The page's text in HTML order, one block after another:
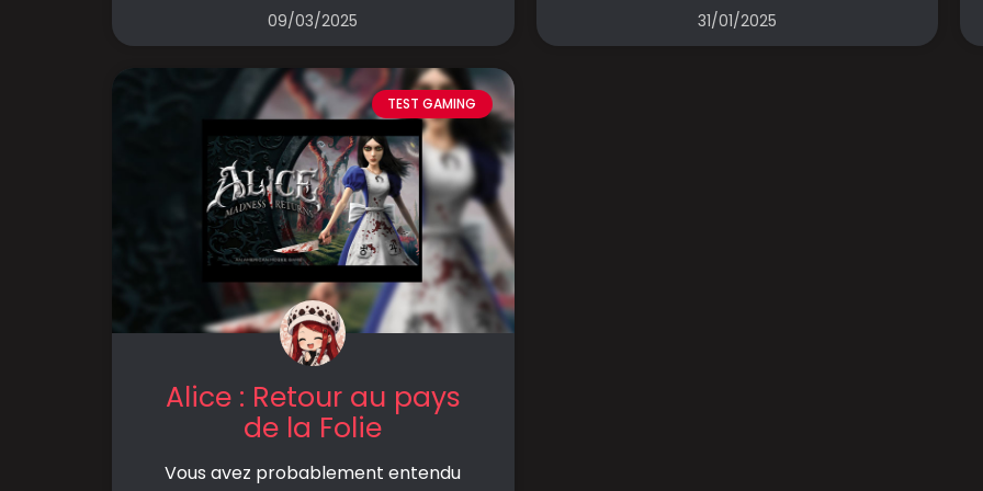
09/03/2025 31/01/2025
TEST GAMING
Alice : Retour au pays
de la Folie
Vous avez probablement entendu